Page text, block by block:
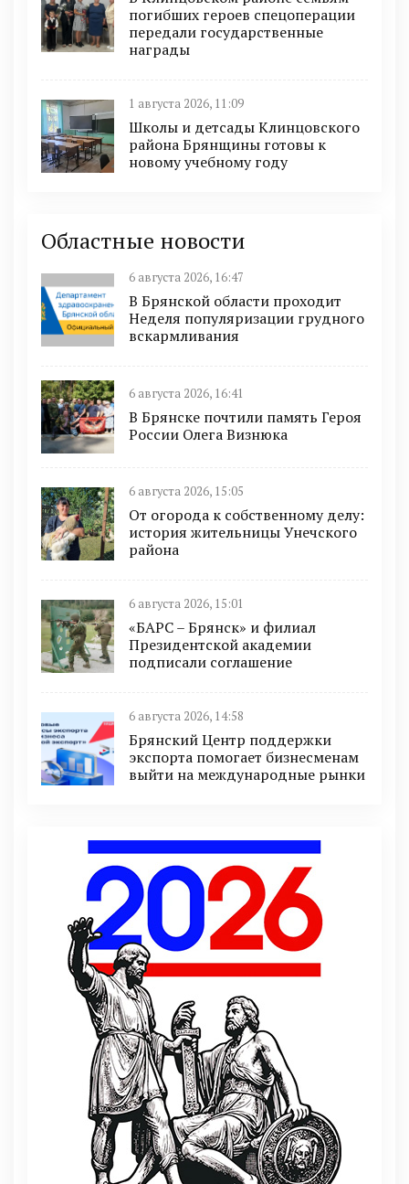
погибших героев спецоперации
передали государственные
награды
1 августа 2026, 11:09
Школы и детсады Клинцовского
района Брянщины готовы к
новому учебному году
Областные новости
6 августа 2026, 16:47
В Брянской области проходит
Неделя популяризации грудного
вскармливания
6 августа 2026, 16:41
В Брянске почтили память Героя
России Олега Визнюка
6 августа 2026, 15:05
От огорода к собственному делу:
история жительницы Унечского
района
6 августа 2026, 15:01
«БАРС – Брянск» и филиал
Президентской академии
подписали соглашение
6 августа 2026, 14:58
Брянский Центр поддержки
экспорта помогает бизнесменам
выйти на международные рынки